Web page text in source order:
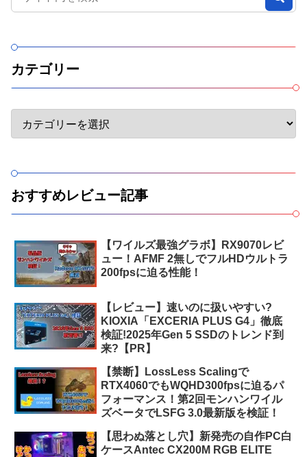
カテゴリー
おすすめレビュー記事
【ワイルズ最強グラボ】RX9070レビ
ュー！AFMF 2無しでフルHDウルトラ
200fpsに迫る性能！
【レビュー】速いのに扱いやすい?
KIOXIA「EXCERIA PLUS G4」徹底
検証!2025年Gen 5 SSDのトレンド到
来?【PR】
【禁断】LossLess Scalingで
RTX4060でもWQHD300fpsに迫るパ
フォーマンス！第2回モンハンワイル
ズベータでLSFG 3.0最新版を検証！
【思わぬ落とし穴】新発売の自作PC白
ケースAntec CX200M RGB ELITE